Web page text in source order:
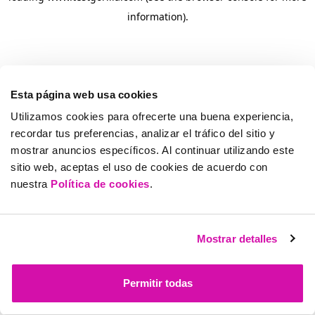
Esta página web usa cookies
Utilizamos cookies para ofrecerte una buena experiencia,
recordar tus preferencias, analizar el tráfico del sitio y
mostrar anuncios específicos. Al continuar utilizando este
sitio web, aceptas el uso de cookies de acuerdo con
nuestra Política de cookies.
Mostrar detalles
Permitir todas
information).